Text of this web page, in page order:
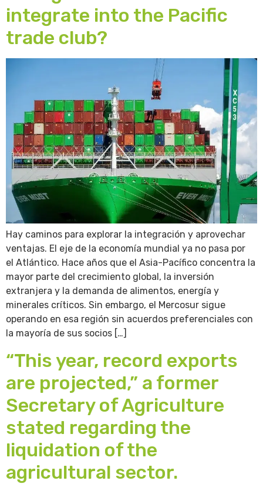
integrate into the Pacific
trade club?
Hay caminos para explorar la integración y aprovechar
ventajas. El eje de la economía mundial ya no pasa por
el Atlántico. Hace años que el Asia-Pacífico concentra la
mayor parte del crecimiento global, la inversión
extranjera y la demanda de alimentos, energía y
minerales críticos. Sin embargo, el Mercosur sigue
operando en esa región sin acuerdos preferenciales con
la mayoría de sus socios […]
“This year, record exports
are projected,” a former
Secretary of Agriculture
stated regarding the
liquidation of the
agricultural sector.